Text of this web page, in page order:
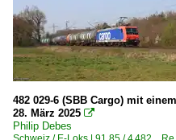
482 029-6 (SBB Cargo) mit
28. März 2025 
Philip Debes